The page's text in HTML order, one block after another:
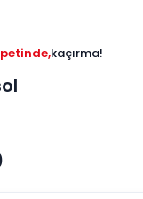
kaçırma!